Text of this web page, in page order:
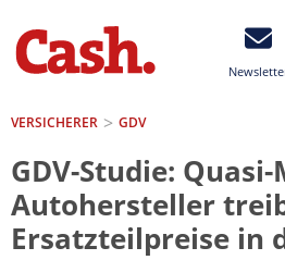
VERSICHERER GDV
GDV-Studie:
Autohersteller
Ersatzteilpreise in